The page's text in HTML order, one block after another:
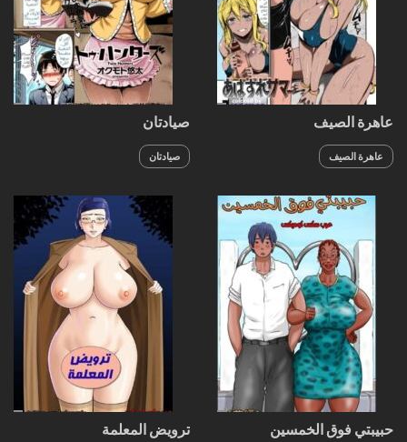
عاهرة الصيف
عاهرة الصيف
صيادتان
صيادتان
حبيبتي فوق الخمسين ترويض المعلمة